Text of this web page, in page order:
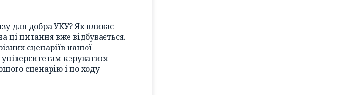
для добра УКУ? Як вливає
ці питання вже відбувається.
сценаріїв нашої
керуватися
сценарію і по ходу